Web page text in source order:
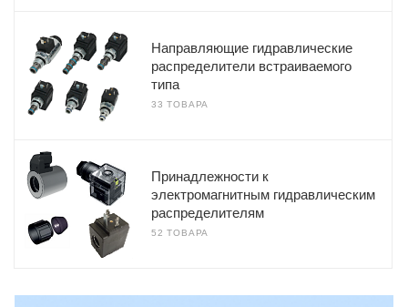
Направляющие гидравлические
распределители встраиваемого
типа
33 ТОВАРА
Принадлежности к
электромагнитным гидравлическим
распределителям
52 ТОВАРА